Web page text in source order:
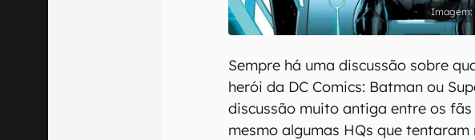
Sempre há uma discussão sobre
herói da DC Comics: Batman ou
discussão muito antiga entre os
mesmo algumas HQs que tentaram